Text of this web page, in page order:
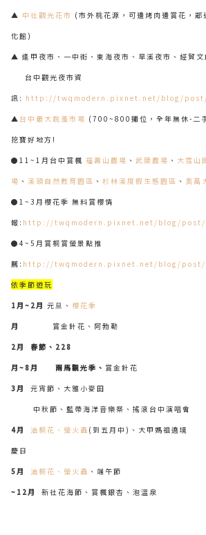
▲ 中社觀光花市 (市外桃花源，可邊烤肉邊賞花，鄰
化館)
▲ 逢甲夜市、一中街、東海夜市、旱溪夜市、經貿文
台中觀光夜市資
訊: http://twqmodern.pixnet.net/blog/
▲ 台中最大跳蚤市場 (700~800攤位，全年無休-二
挖寶好地方!
●11~1月台中賞楓 福壽山農場 、 武陵農場 、 大雪山
場 、 溪頭自然教育園區 、 杉林溪度假生態園區 、 奧萬
●1~3月櫻花季 無料賞櫻情
報: http://twqmodern.pixnet.net/blog/post/
●4~5月賞桐賞螢景點推
薦: http://twqmodern.pixnet.net/blog/post/
依季節遊玩
1月~2月 元旦、 櫻花季
月
賞金針花、阿勃勒
2月 春節、228
月~8月 兩馬觀光季、 賞金針花
3月 元宵節、大雅小麥田
中秋節、藍帶海洋音樂祭、搖滾台中演唱會
4月 油桐花、 螢火蟲 (到五月中)、大甲媽
慶日
5月 油桐花、螢火蟲 、端
~12月 新社花海節、賞楓銀杏、泡溫泉